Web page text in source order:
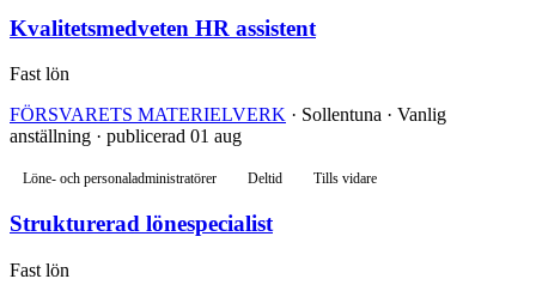
Kvalitetsmedveten HR assistent
Fast lön
FÖRSVARETS MATERIELVERK · Sollentuna · Vanlig
anställning · publicerad 01 aug
Löne- och personaladministratörer Deltid Tills vidare
Strukturerad lönespecialist
Fast lön